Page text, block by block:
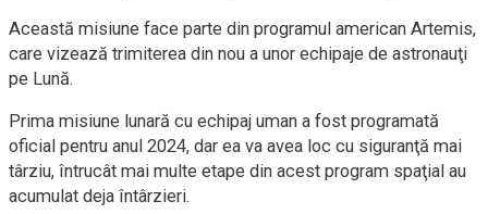
Această misiune face parte din programul american Artemis,
care vizează trimiterea din nou a unor echipaje de astronauţi
pe Lună.
Prima misiune lunară cu echipaj uman a fost programată
oficial pentru anul 2024, dar ea va avea loc cu siguranţă mai
târziu, întrucât mai multe etape din acest program spaţial au
acumulat deja întârzieri.